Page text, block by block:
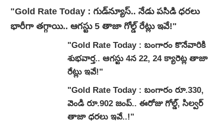
"Gold Rate Today : గుడ్‌న్యూస్‌.. నేడు పసిడి ధరలు
భారీగా తగ్గాయి.. ఆగస్టు 5 తాజా గోల్డ్ రేట్లు ఇవే!"
"Gold Rate Today : బంగారం కొనేవారికి
శుభవార్త.. ఆగస్టు 4న 22, 24 క్యారెట్ల తాజా
రేట్లు ఇవే!"
"Gold Rate Today : బంగారం రూ.330,
వెండి రూ.902 జంప్.. ఈరోజు గోల్డ్, సిల్వర్
తాజా ధరలు ఇవే..!"